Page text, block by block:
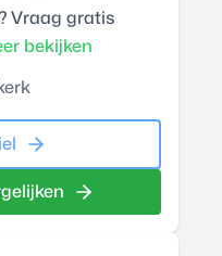
Vraag gratis
bekijken